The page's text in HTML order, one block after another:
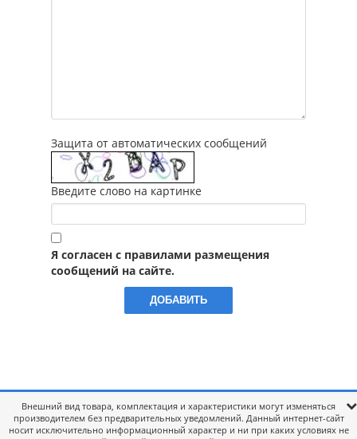
Защита от автоматических сообщений
Введите слово на картинке
Я согласен с правилами размещения
сообщений на сайте.
Внешний вид товара, комплектация и характеристики могут изменяться
производителем без предварительных уведомлений. Данный интернет-сайт
носит исключительно информационный характер и ни при каких условиях не